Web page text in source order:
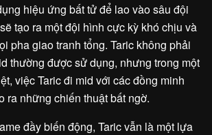
hiệu ứng bất tử để lao vào sâu đội
tạo ra một đội hình cực kỳ khó chịu và
pha giao tranh tổng. Taric không phải
thường được sử dụng, nhưng trong một
việc Taric đi mid với các đồng minh
ra những chiến thuật bất ngờ.
đầy biến động, Taric vẫn là một lựa